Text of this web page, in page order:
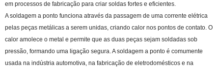
em processos de fabricação para criar soldas fortes e eficientes.
A soldagem a ponto funciona através da passagem de uma corrente elétrica
pelas peças metálicas a serem unidas, criando calor nos pontos de contato. O
calor amolece o metal e permite que as duas peças sejam soldadas sob
pressão, formando uma ligação segura. A soldagem a ponto é comumente
usada na indústria automotiva, na fabricação de eletrodomésticos e na